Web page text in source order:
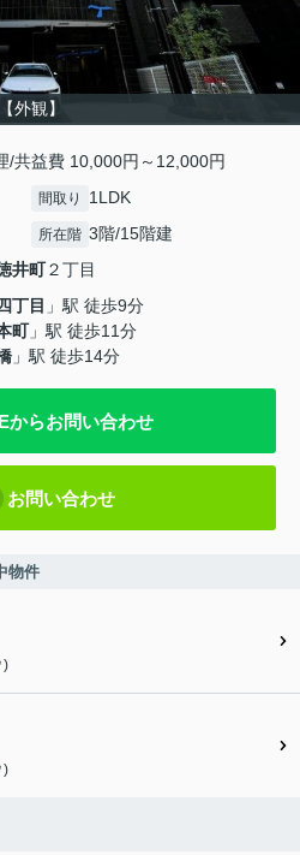
【外観】
/共益費 10,000円～12,000円
間取り 1LDK
所在階 3階/15階建
井町２丁目
丁目 」駅 徒歩9分
町」駅 徒歩11分
」駅 徒歩14分
からお問い合わせ
お問い合わせ
物件
)
)